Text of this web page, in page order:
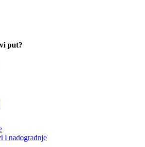
put?
i nadogradnje